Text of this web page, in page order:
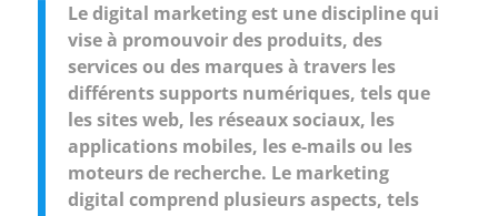
Le digital marketing est une discipline qui
vise à promouvoir des produits, des
services ou des marques à travers les
différents supports numériques, tels que
les sites web, les réseaux sociaux, les
applications mobiles, les e-mails ou les
moteurs de recherche. Le marketing
digital comprend plusieurs aspects, tels